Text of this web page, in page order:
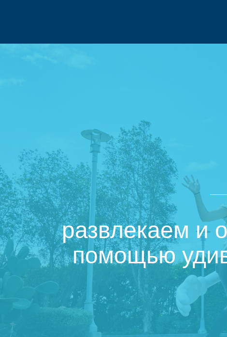
развлекаем и
помощью